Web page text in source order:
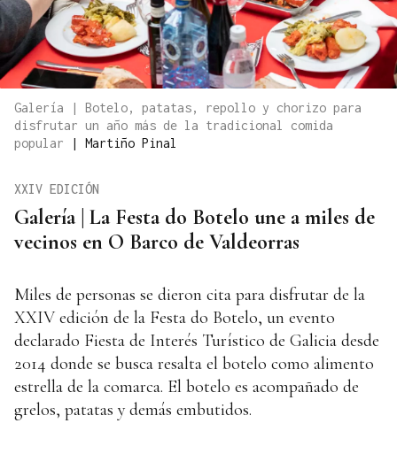
Galería | Botelo, patatas, repollo y chorizo para
disfrutar un año más de la tradicional comida
popular
| Martiño Pinal
Galería | La Festa do Botelo une a miles de
vecinos en O Barco de Valdeorras
XXIV EDICIÓN
Miles de personas se dieron cita para disfrutar de la
XXIV edición de la Festa do Botelo, un evento
declarado Fiesta de Interés Turístico de Galicia desde
2014 donde se busca resalta el botelo como alimento
estrella de la comarca. El botelo es acompañado de
grelos, patatas y demás embutidos.